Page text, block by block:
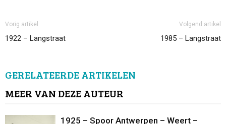
Vorig artikel
1922 – Langstraat
Volgend artikel
1985 – Langstraat
GERELATEERDE ARTIKELEN
MEER VAN DEZE AUTEUR
1925 – Spoor Antwerpen – Weert –